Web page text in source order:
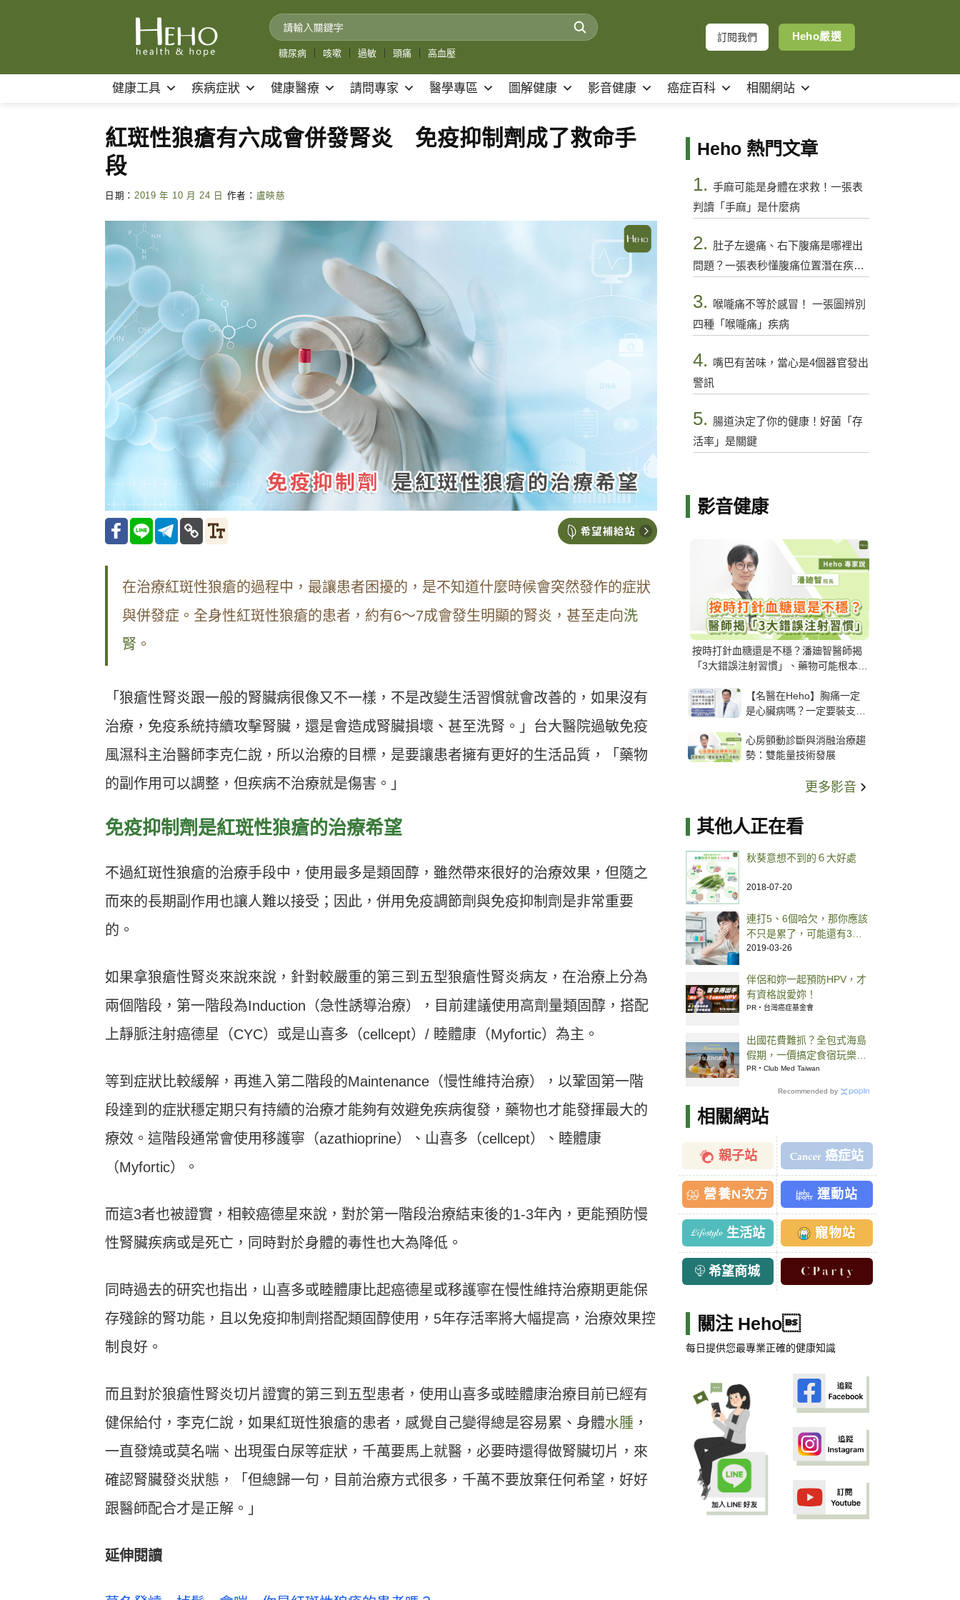
糖尿病 咳嗽 過敏 頭痛 高血壓
訂閱我們 Heho嚴選
健康工具 疾病症狀 健康醫療 請問專家 醫學專區 圖解健康 影音健康 癌症百科 相關網站
紅斑性狼瘡有六成會併發腎炎 免疫抑制劑成了救命手
段
日期： 2019 年 10 月 24 日 作者： 盧映慈
在治療紅斑性狼瘡的過程中，最讓患者困擾的，是不知道什麼時候會突然發作的症狀
與併發症。全身性紅斑性狼瘡的患者，約有6～7成會發生明顯的腎炎，甚至走向洗
腎 。
「狼瘡性腎炎跟一般的腎臟病很像又不一樣，不是改變生活習慣就會改善的，如果沒有
治療，免疫系統持續攻擊腎臟，還是會造成腎臟損壞、甚至洗腎。」台大醫院過敏免疫
風濕科主治醫師李克仁說，所以治療的目標，是要讓患者擁有更好的生活品質，「藥物
的副作用可以調整，但疾病不治療就是傷害。」
免疫抑制劑是紅斑性狼瘡的治療希望
不過紅斑性狼瘡的治療手段中，使用最多是類固醇，雖然帶來很好的治療效果，但隨之
而來的長期副作用也讓人難以接受；因此，併用免疫調節劑與免疫抑制劑是非常重要
的。
如果拿狼瘡性腎炎來說來說，針對較嚴重的第三到五型狼瘡性腎炎病友，在治療上分為
兩個階段，第一階段為Induction（急性誘導治療），目前建議使用高劑量類固醇，搭配
上靜脈注射癌德星（CYC）或是山喜多（cellcept）/ 睦體康（Myfortic）為主。
等到症狀比較緩解，再進入第二階段的Maintenance（慢性維持治療），以鞏固第一階
段達到的症狀穩定期只有持續的治療才能夠有效避免疾病復發，藥物也才能發揮最大的
療效。這階段通常會使用移護寧（azathioprine）、山喜多（cellcept）、睦體康
（Myfortic）。
而這3者也被證實，相較癌德星來說，對於第一階段治療結束後的1-3年內，更能預防慢
性腎臟疾病或是死亡，同時對於身體的毒性也大為降低。
同時過去的研究也指出，山喜多或睦體康比起癌德星或移護寧在慢性維持治療期更能保
存殘餘的腎功能，且以免疫抑制劑搭配類固醇使用，5年存活率將大幅提高，治療效果控
制良好。
而且對於狼瘡性腎炎切片證實的第三到五型患者，使用山喜多或睦體康治療目前已經有
健保給付，李克仁說，如果紅斑性狼瘡的患者，感覺自己變得總是容易累、身體水腫 ，
一直發燒或莫名喘、出現蛋白尿等症狀，千萬要馬上就醫，必要時還得做腎臟切片，來
確認腎臟發炎狀態，「但總歸一句，目前治療方式很多，千萬不要放棄任何希望，好好
跟醫師配合才是正解。」
延伸閱讀
Heho 熱門文章
1. 手麻可能是身體在求救！一張表
判讀「手麻」是什麼病
2. 肚子左邊痛、右下腹痛是哪裡出
問題？一張表秒懂腹痛位置潛在疾病
3.
喉嚨痛不等於感冒！ 一張圖辨別
四種「喉嚨痛」疾病
4. 嘴巴有苦味，當心是4個器官發出
警訊
5. 腸道決定了你的健康！好菌「存
活率」是關鍵
影音健康
按時打針血糖還是不穩？潘廸智醫師揭
「3大錯誤注射習慣」、藥物可能根本沒
【名醫在Heho】胸痛一定
是心臟病嗎？一定要裝支
解析支架種類、風險與選擇
關鍵
心房顫動診斷與消融治療趨
勢：雙能量技術發展
更多影音
其他人正在看
秋葵意想不到的６大好處
2018-07-20
連打5、6個哈欠，那你應該
不只是累了，可能還有3種
病上身
2019-03-26
伴侶和妳一起預防HPV，才
有資格說愛妳！
PR・台灣癌症基金會
出國花費難抓？全包式海島
假期，一價搞定食宿玩樂，
省錢更省心！
PR・Club Med Taiwan
Recommended by
相關網站
親子站 癌症站
營養N次方 運動站
生活站 寵物站
希望商城
關注 Heho
每日提供您最專業正確的健康知識